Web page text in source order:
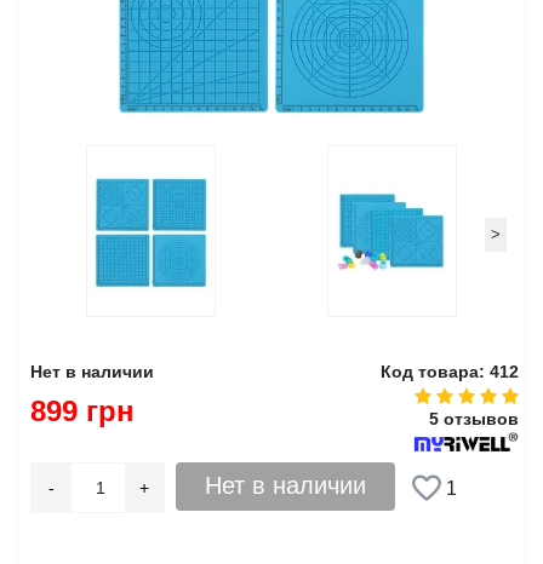
>
Нет в наличии Код товара: 412
5 отзывов
899 грн
+
- Нет в наличии 1